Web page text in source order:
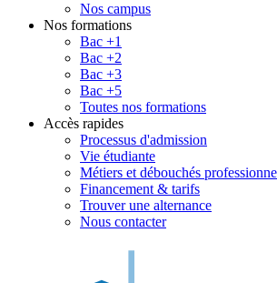
Nos campus
Nos formations
Bac +1
Bac +2
Bac +3
Bac +5
Toutes nos formations
Accès rapides
Processus d'admission
Vie étudiante
Métiers et débouchés
Financement & tarifs
Trouver une alternance
Nous contacter